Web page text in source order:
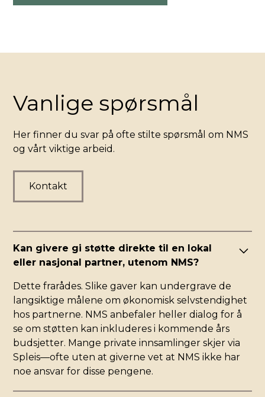
Vanlige spørsmål
Her finner du svar på ofte stilte spørsmål om NMS
og vårt viktige arbeid.
Kontakt
Kan givere gi støtte direkte til en lokal
eller nasjonal partner, utenom NMS?
Dette frarådes. Slike gaver kan undergrave de
langsiktige målene om økonomisk selvstendighet
hos partnerne. NMS anbefaler heller dialog for å
se om støtten kan inkluderes i kommende års
budsjetter. Mange private innsamlinger skjer via
Spleis—ofte uten at giverne vet at NMS ikke har
noe ansvar for disse pengene.